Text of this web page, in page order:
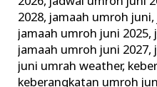
2028, jamaah umroh juni,
jamaah umroh juni 2025,
jamaah umroh juni 2027,
juni umrah weather,
keberangkatan umroh